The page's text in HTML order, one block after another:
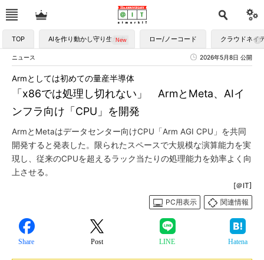
TOP AIを作り動かし守り生かす ロー/ノーコード クラウドネイ
ニュース 2026年5月8日 公開
「x86では処理し切れない」 ArmとMeta、AIイ
ンフラ向け「CPU」を開発
Armとしては初めての量産半導体
ArmとMetaはデータセンター向けCPU「Arm AGI CPU」を共同
開発すると発表した。限られたスペースで大規模な演算能力を実
現し、従来のCPUを超えるラック当たりの処理能力を効率よく向
上させる。
[＠IT]
PC用表示
関連情報
Share Post LINE Hatena